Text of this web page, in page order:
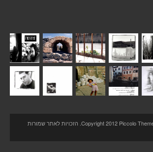
Copyright 2012 Piccolo Theme. All rights reserved. הזכויות לאתר שמורות